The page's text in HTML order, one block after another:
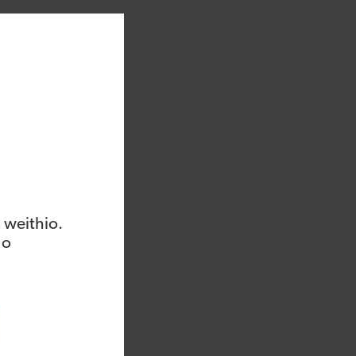
weithio.
mewn offer
cyffrous ar gyfer
Datblygu yn
golygu ei bod
wedi bod yn
i £10,000
yn hytrach na